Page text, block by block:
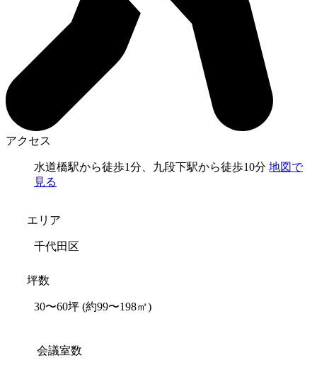
アクセス
水道橋駅から徒歩1分、九段下駅から徒歩10分 地図で
見る
エリア
千代田区
坪数
30〜60坪 (約99〜198㎡)
会議室数